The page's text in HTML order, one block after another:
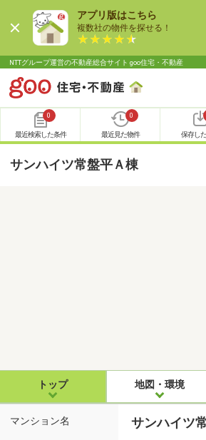
アプリ版はこちら
複数社の物件を探せる！
NTTグループ運営の不動産総合サイト goo住宅・不動産
0
最近検索した条件
0
最近見た物件 保存し
サンハイツ常盤平Ａ棟
トップ 地図・環境
マンション名 サンハイツ